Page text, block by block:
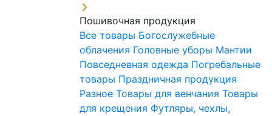
Пошивочная продукция
Все товары Богослужебные
облачения Головные уборы Мантии
Повседневная одежда Погребальные
товары Праздничная продукция
Разное Товары для венчания Товары
для крещения Футляры, чехлы,